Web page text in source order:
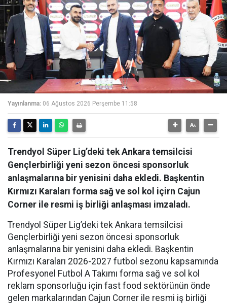
Yayınlanma: 06 Ağustos 2026 Perşembe 11:58
Trendyol Süper Lig’deki tek Ankara temsilcisi
Gençlerbirliği yeni sezon öncesi sponsorluk
anlaşmalarına bir yenisini daha ekledi. Başkentin
Kırmızı Karaları forma sağ ve sol kol içirn Cajun
Corner ile resmi iş birliği anlaşması imzaladı.
Trendyol Süper Lig’deki tek Ankara temsilcisi
Gençlerbirliği yeni sezon öncesi sponsorluk
anlaşmalarına bir yenisini daha ekledi. Başkentin
Kırmızı Karaları 2026-2027 futbol sezonu kapsamında
Profesyonel Futbol A Takımı forma sağ ve sol kol
reklam sponsorluğu için fast food sektörünün önde
gelen markalarından Cajun Corner ile resmi iş birliği